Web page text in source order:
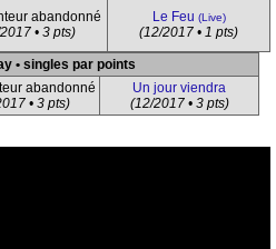
abandonné
• 3 pts)
Le Feu (Live)
(12/2017 • 1 pts)
• singles par points
abandonné
• 3 pts)
Un jour viendra
(12/2017 • 3 pts)